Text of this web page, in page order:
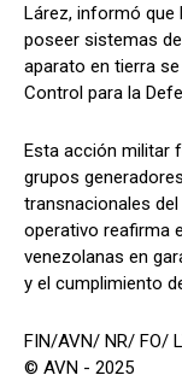
Lárez, informó que
poseer sistemas
aparato en tierra
Control para la
Esta acción militar
grupos
transnacionales
operativo reafirma
venezolanas en
y el cumplimiento
FIN/AVN/ NR/ FO/
© AVN - 2025